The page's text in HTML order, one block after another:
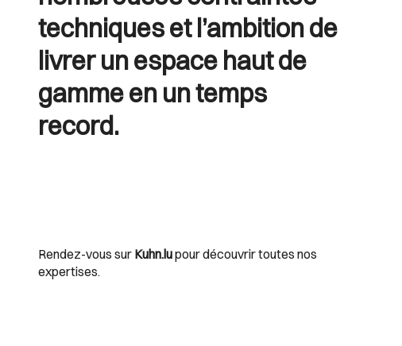
techniques et l’ambition de
livrer un espace haut de
gamme en un temps
record.
Rendez-vous sur Kuhn.lupour découvrir toutes nos
expertises.